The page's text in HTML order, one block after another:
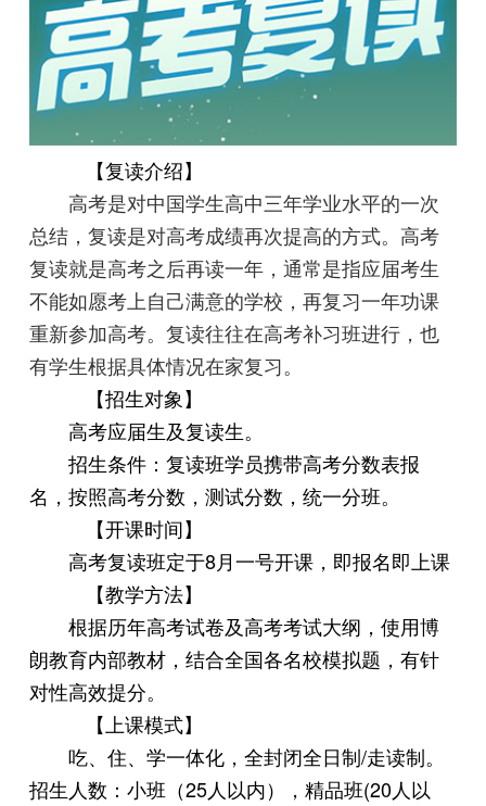
【复读介绍】
高考是对中国学生高中三年学业水平的一次
总结，复读是对高考成绩再次提高的方式。 高考
复读就是高考之后再读一年，通常是指应届考生
不能如愿考上自己满意的学校，再复习一年功课
重新参加高考。复读往往在高考补习班进行，也
有学生根据具体情况在家复习。
【招生对象】
高考应届生及复读生。
招生条件：复读班学员携带高考分数表报
名，按照高考分数，测试分数，统一分班。
【开课时间】
高考复读班定于8月一号开课，即报名即上课
【教学方法】
根据历年高考试卷及高考考试大纲，使用博
朗教育内部教材，结合全国各名校模拟题，有针
对性高效提分。
【上课模式】
吃、住、学一体化，全封闭全日制/走读制。
招生人数：小班（25人以内），精品班(20人以